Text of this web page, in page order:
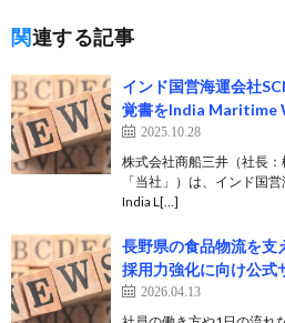
関連する記事
インド国営海運会社
覚書をIndia Maritime
2025.10.28
株式会社商船三井（社長
「当社」）は、インド国
India L[…]
長野県の食品物流を支
採用力強化に向け公式
2026.04.13